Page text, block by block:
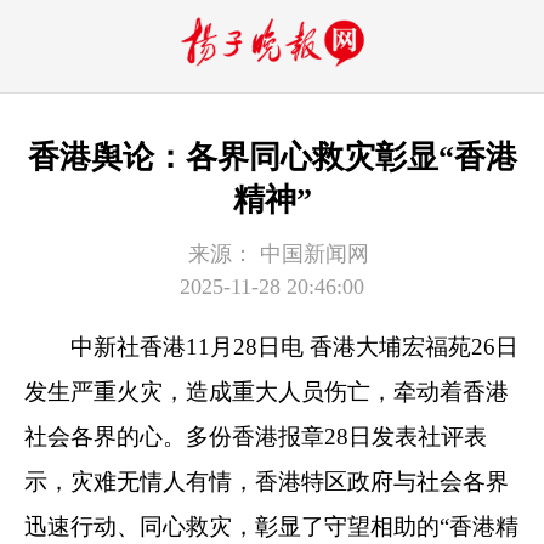
香港舆论：各界同心救灾彰显“香港
精神”
来源：
中国新闻网
2025-11-28 20:46:00
中新社香港11月28日电 香港大埔宏福苑26日
发生严重火灾，造成重大人员伤亡，牵动着香港
社会各界的心。多份香港报章28日发表社评表
示，灾难无情人有情，香港特区政府与社会各界
迅速行动、同心救灾，彰显了守望相助的“香港精